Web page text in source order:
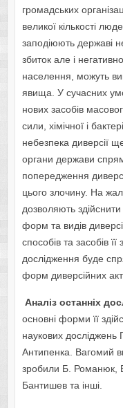
громадських
великої кількості
заподіюють державі
збиток але і
населення, можуть
явища. У сучасних
нових засобів
сили, хімічної і
небезпека диверсії
органи держави
попередження
цього злочину. На
дозволяють
форм та видів
способів та засобів
дослідження буде
форм диверсійних
Аналіз останніх
основні форми її
наукових
Антипенка. Вагомий
зробили Б. Романюк,
Бантишев та інші.